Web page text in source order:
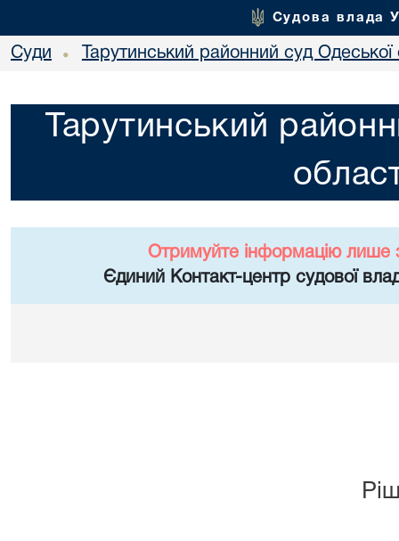
Судова влада
Суди • Тарутинський районний суд Одеської
Тарутинський
Отримуйте інформацію лише
Єдиний Контакт-центр судової